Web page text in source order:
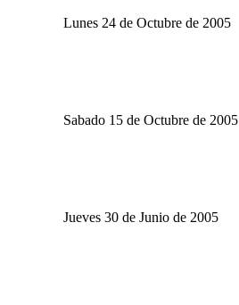
Lunes 24 de Octubre de 2005
Sabado 15 de Octubre de 2005
Jueves 30 de Junio de 2005